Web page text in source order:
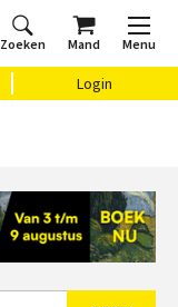
Zoeken Mand Menu
Login